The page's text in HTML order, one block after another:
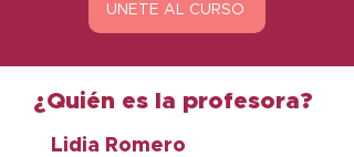
ÚNETE AL CURSO
¿Quién es la profesora?
Lidia Romero